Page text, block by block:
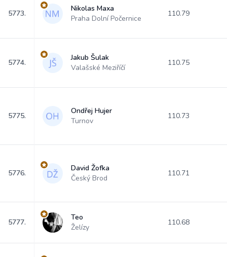
5773.
Nikolas Maxa
Praha Dolní Počernice
110.79
5774.
Jakub Šulak
Valašské Meziříčí
110.75
5775.
Ondřej Hujer
Turnov
110.73
5776.
David Žofka
Český Brod
110.71
5777.
Teo
Želízy
110.68